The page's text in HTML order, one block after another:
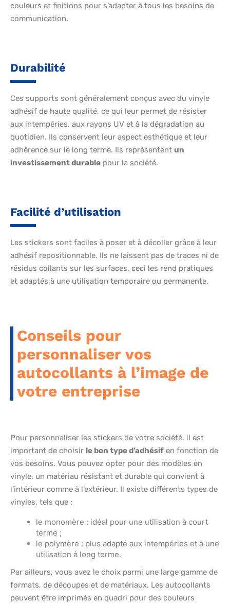
couleurs et finitions pour s’adapter à tous les besoins de
communication.
Durabilité
Ces supports sont généralement conçus avec du vinyle
adhésif de haute qualité, ce qui leur permet de résister
aux intempéries, aux rayons UV et à la dégradation au
quotidien. Ils conservent leur aspect esthétique et leur
adhérence sur le long terme. Ils représentent un
investissement durable pour la société.
Facilité d’utilisation
Les stickers sont faciles à poser et à décoller grâce à leur
adhésif repositionnable. Ils ne laissent pas de traces ni de
résidus collants sur les surfaces, ceci les rend pratiques
et adaptés à une utilisation temporaire ou permanente.
Conseils pour
personnaliser vos
autocollants à l’image de
votre entreprise
Pour personnaliser les stickers de votre société, il est
important de choisir le bon type d’adhésif en fonction de
vos besoins. Vous pouvez opter pour des modèles en
vinyle, un matériau résistant et durable qui convient à
l’intérieur comme à l’extérieur. Il existe différents types de
vinyles, tels que :
le monomère : idéal pour une utilisation à court
terme ;
le polymère : plus adapté aux intempéries et à une
utilisation à long terme.
Par ailleurs, vous avez le choix parmi une large gamme de
formats, de découpes et de matériaux. Les autocollants
peuvent être imprimés en quadri pour des couleurs